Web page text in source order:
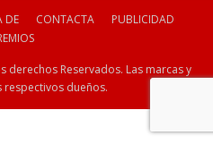
DE CONTACTA
PUBLICIDAD
derechos Reservados. Las marcas y
respectivos dueños.